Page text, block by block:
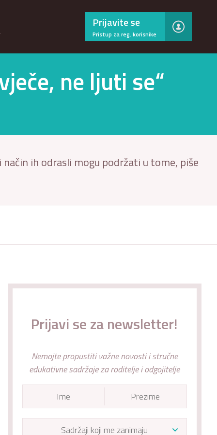
×
Prijavite se
Pristup za reg. korisnike
ne ljuti se“
ih odrasli mogu podržati u tome, piše
Prijavi se za newsletter!
Nemojte propustiti važne novosti i stručne
edukativne sadržaje za roditelje i odgojitelje